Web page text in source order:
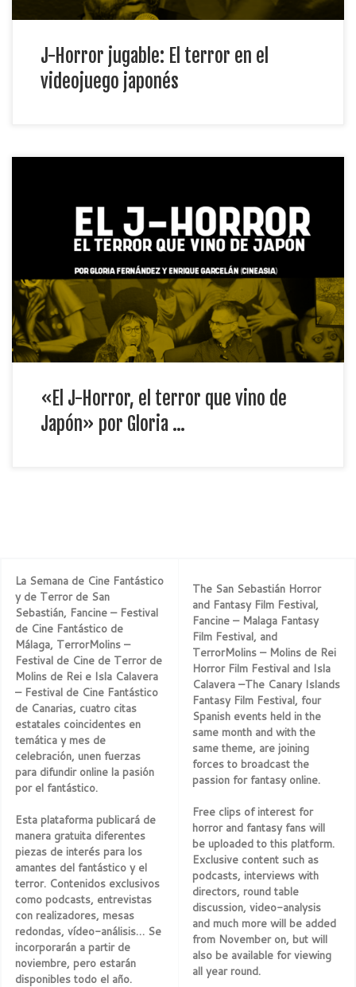
J-Horror jugable: El terror en el
videojuego japonés
«El J-Horror, el terror que vino de
Japón» por Gloria …
La Semana de Cine Fantástico
y de Terror de San
Sebastián, Fancine – Festival
de Cine Fantástico de
Málaga, TerrorMolins –
Festival de Cine de Terror de
Molins de Rei e Isla Calavera
– Festival de Cine Fantástico
de Canarias, cuatro citas
estatales coincidentes en
temática y mes de
celebración, unen fuerzas
para difundir online la pasión
por el fantástico.
Esta plataforma publicará de
manera gratuita diferentes
piezas de interés para los
amantes del fantástico y el
terror. Contenidos exclusivos
como podcasts, entrevistas
con realizadores, mesas
redondas, vídeo-análisis… Se
incorporarán a partir de
noviembre, pero estarán
disponibles todo el año.
The San Sebastián Horror
and Fantasy Film Festival,
Fancine – Malaga Fantasy
Film Festival, and
TerrorMolins – Molins de Rei
Horror Film Festival and Isla
Calavera –The Canary Islands
Fantasy Film Festival, four
Spanish events held in the
same month and with the
same theme, are joining
forces to broadcast the
passion for fantasy online.
Free clips of interest for
horror and fantasy fans will
be uploaded to this platform.
Exclusive content such as
podcasts, interviews with
directors, round table
discussion, video-analysis
and much more will be added
from November on, but will
also be available for viewing
all year round.